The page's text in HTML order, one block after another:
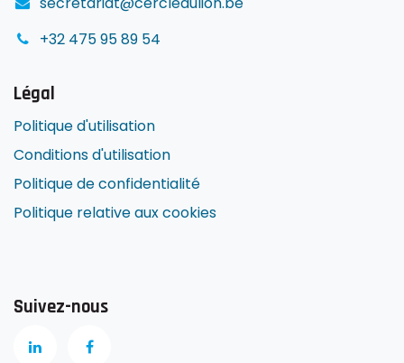
+32 475 95 89 54
Légal
Politique d'utilisation
Conditions d'utilisation
Politique de confidentialité
Politique relative aux cookies
Suivez-nous